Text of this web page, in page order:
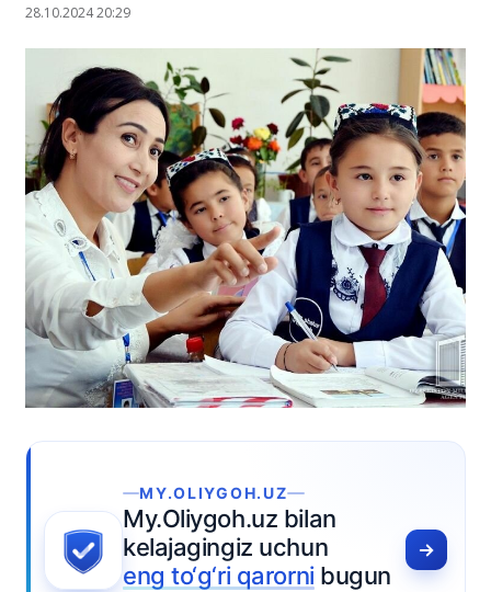
28.10.2024 20:29
bilan
uchun
bugun